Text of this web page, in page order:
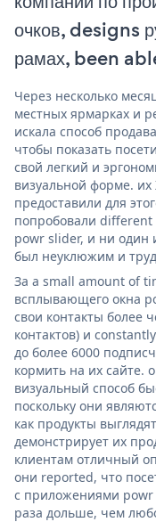
очков, designs
рамах, been
Через несколько
местных ярмарках и
искала способ
чтобы показать
свой легкий и
визуальной форме.
предоставили для
попробовали
powr slider, и ни один
был неуклюжим и
За a small amount of
всплывающего окна
свои контакты более
контактов) и
до более 6000
кормить на их сайте.
визуальный способ
поскольку они
как продукты
демонстрирует их
клиентам отличный
они reported, что
с приложениями powr
раза дольше, чем